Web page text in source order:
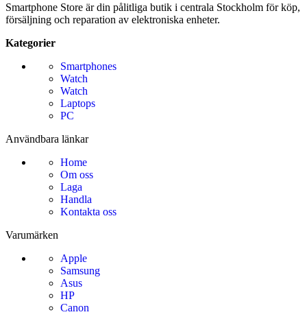
Smartphone Store är din pålitliga butik i centrala Stockholm för köp,
försäljning och reparation av elektroniska enheter.
Kategorier
Smartphones
Watch
Watch
Laptops
PC
Användbara länkar
Home
Om oss
Laga
Handla
Kontakta oss
Varumärken
Apple
Samsung
Asus
HP
Canon